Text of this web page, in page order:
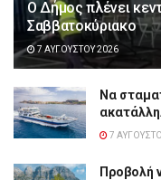
Ο Δήμος πλένει
Σαββατοκύριακο
7 ΑΥΓΟΎΣΤΟΥ 2026
Να
7
Προβολή